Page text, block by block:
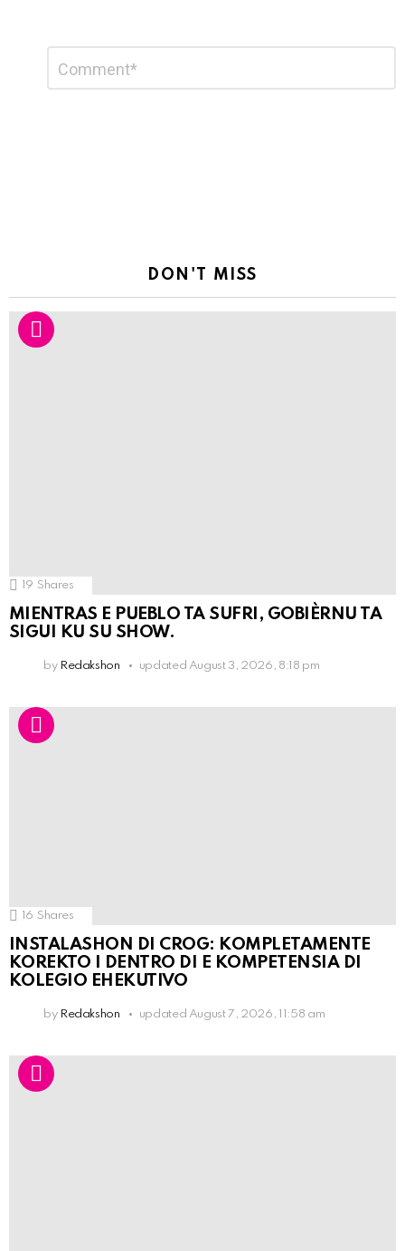
Reply
DON'T MISS
19 Shares
MIENTRAS E PUEBLO TA SUFRI, GOBIÈRNU TA
SIGUI KU SU SHOW.
by Redakshon updated August 3, 2026, 8:18 pm
16 Shares
INSTALASHON DI CROG: KOMPLETAMENTE
KOREKTO I DENTRO DI E KOMPETENSIA DI
KOLEGIO EHEKUTIVO
by Redakshon updated August 7, 2026, 11:58 am